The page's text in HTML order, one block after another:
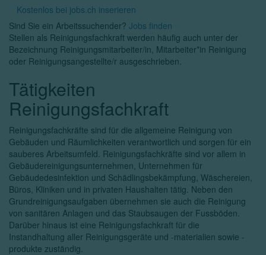
Kostenlos bei jobs.ch inserieren
Sind Sie ein Arbeitssuchender? Jobs finden
Stellen als Reinigungsfachkraft werden häufig auch unter der
Bezeichnung Reinigungsmitarbeiter/in, Mitarbeiter*in Reinigung
oder Reinigungsangestellte/r ausgeschrieben.
Tätigkeiten
Reinigungsfachkraft
Reinigungsfachkräfte sind für die allgemeine Reinigung von
Gebäuden und Räumlichkeiten verantwortlich und sorgen für ein
sauberes Arbeitsumfeld. Reinigungsfachkräfte sind vor allem in
Gebäudereinigungsunternehmen, Unternehmen für
Gebäudedesinfektion und Schädlingsbekämpfung, Wäschereien,
Büros, Kliniken und in privaten Haushalten tätig. Neben den
Grundreinigungsaufgaben übernehmen sie auch die Reinigung
von sanitären Anlagen und das Staubsaugen der Fussböden.
Darüber hinaus ist eine Reinigungsfachkraft für die
Instandhaltung aller Reinigungsgeräte und -materialien sowie -
produkte zuständig.